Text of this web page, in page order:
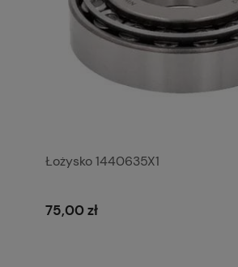
Łożysko 1440635X1
75,00 zł